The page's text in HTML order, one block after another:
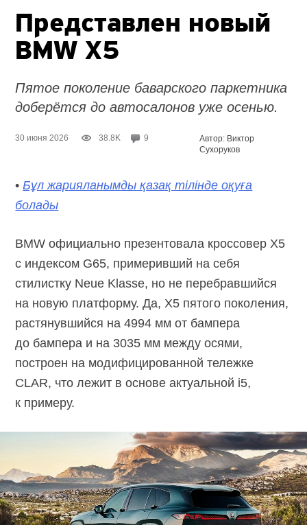
Представлен новый
BMW X5
Пятое поколение баварского паркетника
доберётся до автосалонов уже осенью.
30 июня 2026 38.8K 9
Автор: Виктор
Сухоруков
•Бұл жарияланымды қазақ тілінде оқуға
болады
BMW официально презентовала кроссовер X5
c индексом G65, примеривший на себя
стилистку Neue Klasse, но не перебравшийся
на новую платформу. Да, X5 пятого поколения,
растянувшийся на 4994 мм от бампера
до бампера и на 3035 мм между осями,
построен на модифицированной тележке
CLAR, что лежит в основе актуальной i5,
к примеру.